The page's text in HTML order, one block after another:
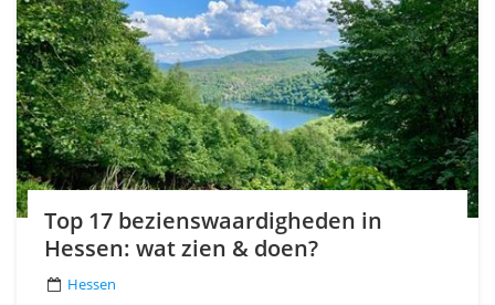
Top 17 bezienswaardigheden in
Hessen: wat zien & doen?
Hessen